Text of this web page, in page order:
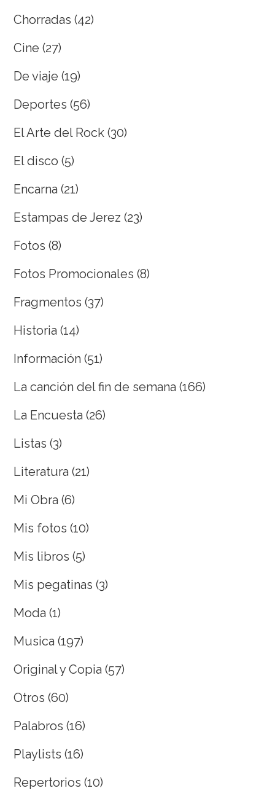
Chorradas (42)
Cine (27)
De viaje (19)
Deportes (56)
El Arte del Rock (30)
El disco (5)
Encarna (21)
Estampas de Jerez (23)
Fotos (8)
Fotos Promocionales (8)
Fragmentos (37)
Historia (14)
Información (51)
La canción del fin de semana (166)
La Encuesta (26)
Listas (3)
Literatura (21)
Mi Obra (6)
Mis fotos (10)
Mis libros (5)
Mis pegatinas (3)
Moda (1)
Musica (197)
Original y Copia (57)
Otros (60)
Palabros (16)
Playlists (16)
Repertorios (10)